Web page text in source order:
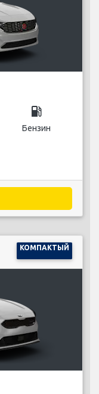
local_gas_station
Бензин
КОМПАКТЫЙ